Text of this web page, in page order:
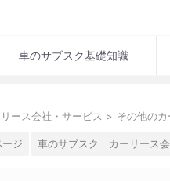
車のサブスク基礎知識
ース会社・サービス > その他の
ジ 車のサブスク カーリース会